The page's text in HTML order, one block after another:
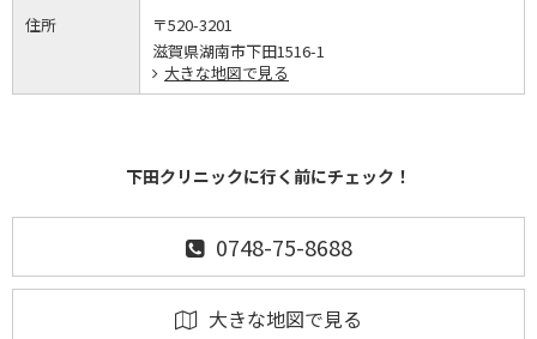
住所
〒520-3201
滋賀県湖南市下田1516-1
大きな地図で見る
下田クリニックに行く前にチェック！
0748-75-8688
大きな地図で見る